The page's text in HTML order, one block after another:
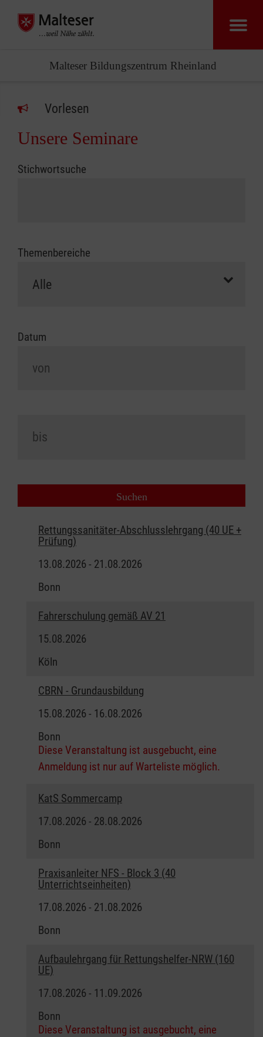
Malteser Bildungszentrum Rheinland
Vorlesen
Unsere Seminare
Stichwortsuche
Themenbereiche
Datum
Rettungssanitäter-Abschlusslehrgang (40 UE +
Prüfung)
13.08.2026 - 21.08.2026
Bonn
Fahrerschulung gemäß AV 21
15.08.2026
Köln
CBRN - Grundausbildung
15.08.2026 - 16.08.2026
Bonn
Diese Veranstaltung ist ausgebucht, eine
Anmeldung ist nur auf Warteliste möglich.
KatS Sommercamp
17.08.2026 - 28.08.2026
Bonn
Praxisanleiter NFS - Block 3 (40
Unterrichtseinheiten)
17.08.2026 - 21.08.2026
Bonn
Aufbaulehrgang für Rettungshelfer-NRW (160
UE)
17.08.2026 - 11.09.2026
Bonn
Diese Veranstaltung ist ausgebucht, eine